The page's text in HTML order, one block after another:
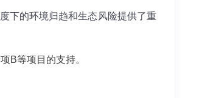
下的环境归趋和生态风险提供了重
B等项目的支持。